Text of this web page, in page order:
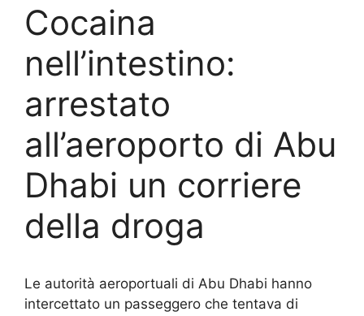
Cocaina
nell’intestino:
arrestato
all’aeroporto di Abu
Dhabi un corriere
della droga
Le autorità aeroportuali di Abu Dhabi hanno
intercettato un passeggero che tentava di